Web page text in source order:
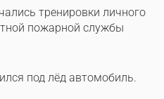
тренировки личного
пожарной службы
под лёд автомобиль.